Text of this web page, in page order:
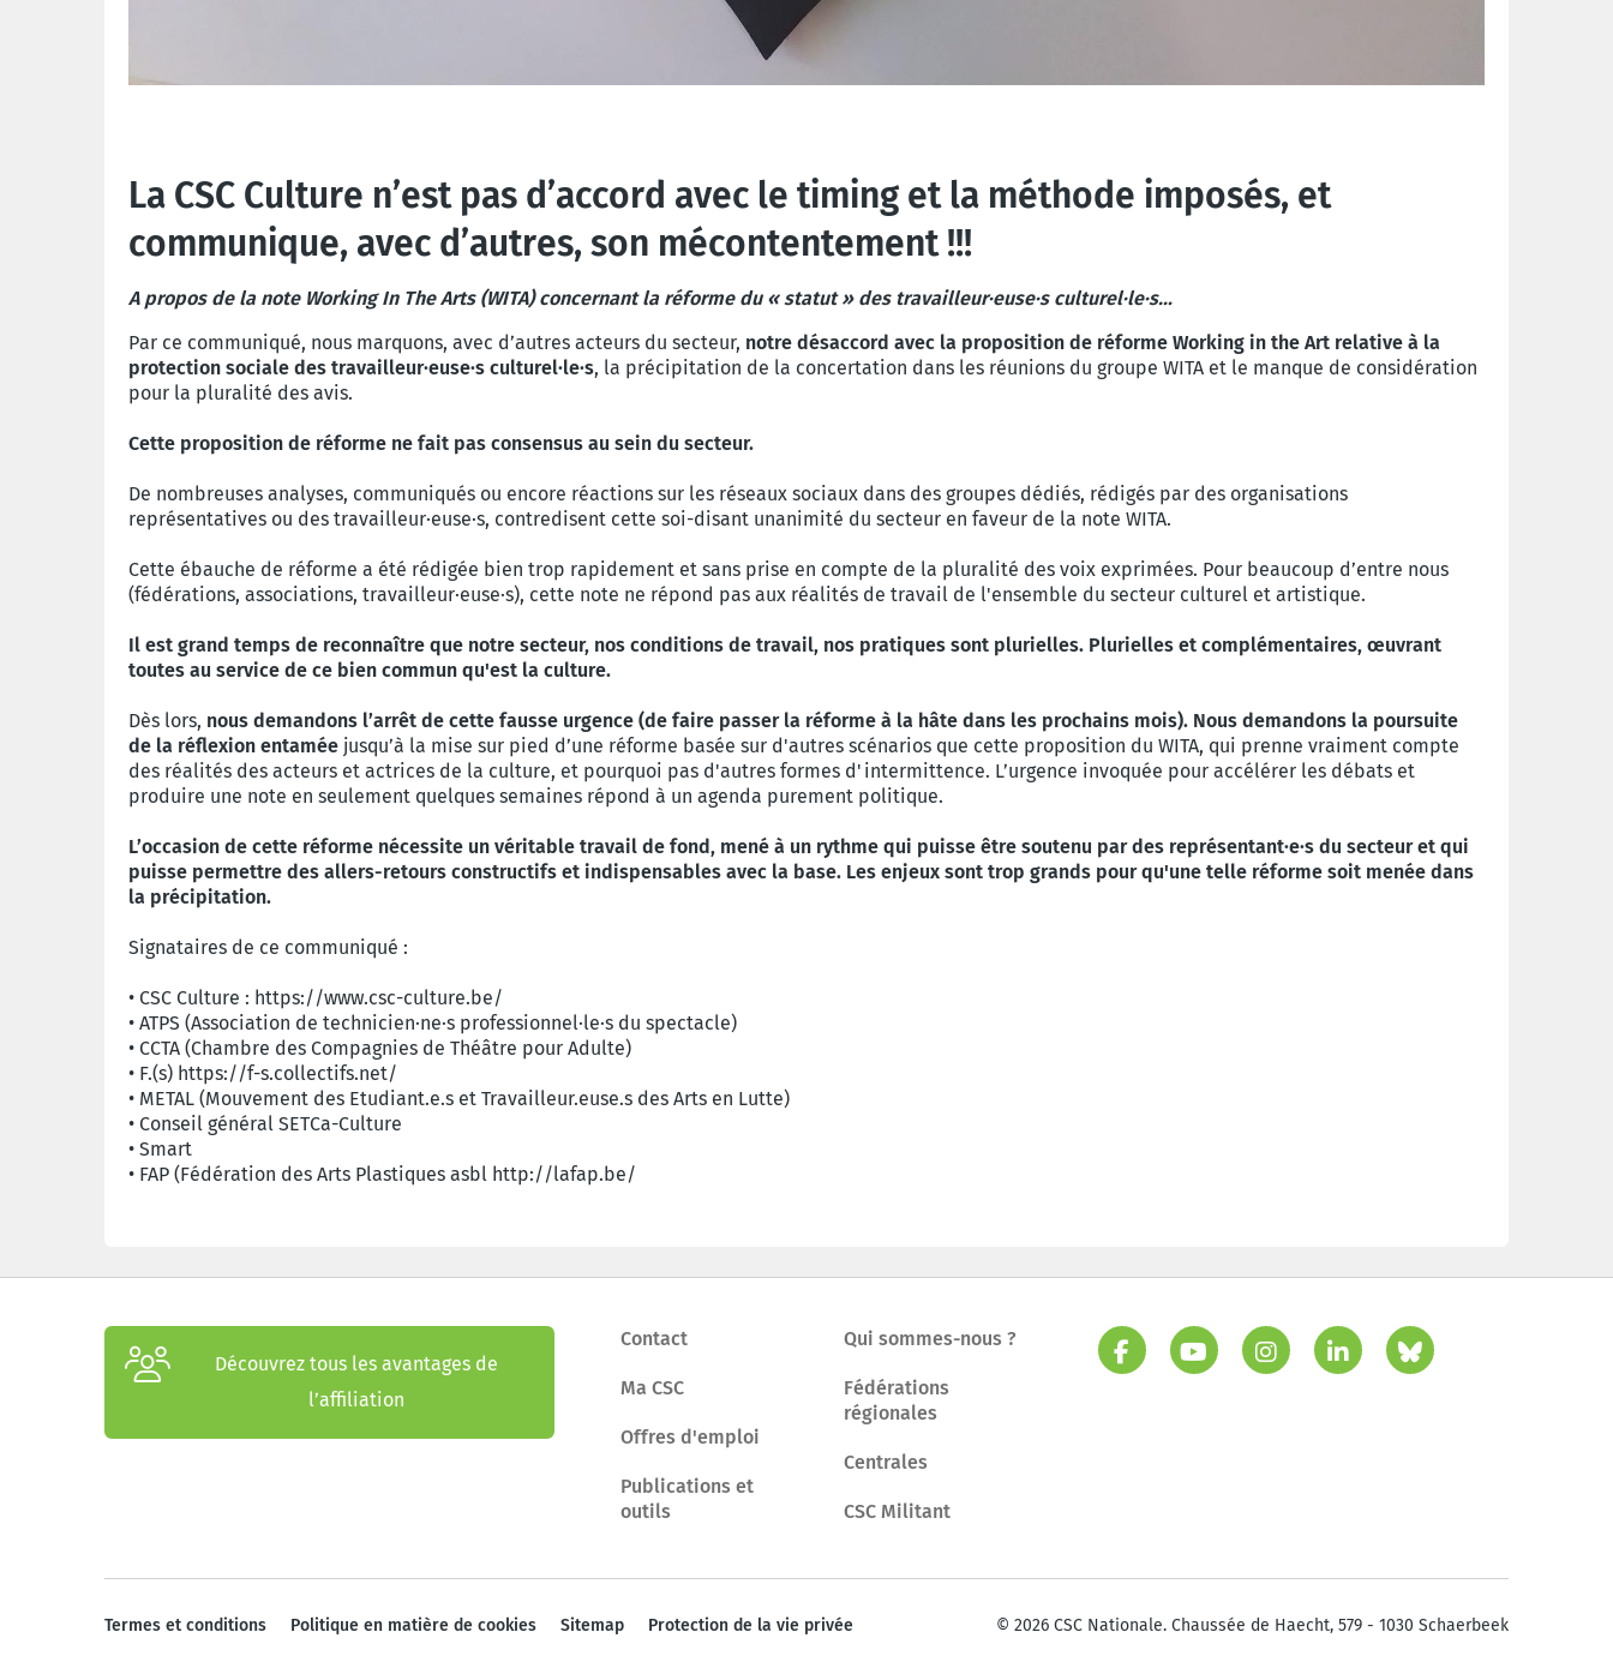
La CSC Culture n’est pas d’accord avec le timing et la méthode imposés, et
communique, avec d’autres, son mécontentement !!!
A propos de la note Working In The Arts (WITA) concernant la réforme du « statut » des travailleur·euse·s culturel·le·s…
Par ce communiqué, nous marquons, avec d’autres acteurs du secteur, notre désaccord avec la proposition de réforme Working in the Art relative à la
protection sociale des travailleur·euse·s culturel·le·s, la précipitation de la concertation dans les réunions du groupe WITA et le manque de considération
pour la pluralité des avis.
Cette proposition de réforme ne fait pas consensus au sein du secteur.
De nombreuses analyses, communiqués ou encore réactions sur les réseaux sociaux dans des groupes dédiés, rédigés par des organisations
représentatives ou des travailleur·euse·s, contredisent cette soi-disant unanimité du secteur en faveur de la note WITA.
Cette ébauche de réforme a été rédigée bien trop rapidement et sans prise en compte de la pluralité des voix exprimées. Pour beaucoup d’entre nous
(fédérations, associations, travailleur·euse·s), cette note ne répond pas aux réalités de travail de l'ensemble du secteur culturel et artistique.
Il est grand temps de reconnaître que notre secteur, nos conditions de travail, nos pratiques sont plurielles. Plurielles et complémentaires, œuvrant
toutes au service de ce bien commun qu'est la culture.
Dès lors, nous demandons l’arrêt de cette fausse urgence (de faire passer la réforme à la hâte dans les prochains mois). Nous demandons la poursuite
de la réflexion entamée jusqu’à la mise sur pied d’une réforme basée sur d'autres scénarios que cette proposition du WITA, qui prenne vraiment compte
des réalités des acteurs et actrices de la culture, et pourquoi pas d'autres formes d'intermittence. L’urgence invoquée pour accélérer les débats et
produire une note en seulement quelques semaines répond à un agenda purement politique.
L’occasion de cette réforme nécessite un véritable travail de fond, mené à un rythme qui puisse être soutenu par des représentant·e·s du secteur et qui
puisse permettre des allers-retours constructifs et indispensables avec la base. Les enjeux sont trop grands pour qu'une telle réforme soit menée dans
la précipitation.
Signataires de ce communiqué :
• CSC Culture : https://www.csc-culture.be/
• ATPS (Association de technicien·ne·s professionnel·le·s du spectacle)
• CCTA (Chambre des Compagnies de Théâtre pour Adulte)
• F.(s) https://f-s.collectifs.net/
• METAL (Mouvement des Etudiant.e.s et Travailleur.euse.s des Arts en Lutte)
• Conseil général SETCa-Culture
• Smart
• FAP (Fédération des Arts Plastiques asbl http://lafap.be/
Découvrez tous les avantages de
l’affiliation
Contact
Ma CSC
Offres d'emploi
Publications et
outils
Qui sommes-nous ?
Fédérations
régionales
Centrales
CSC Militant
Termes et conditions Politique en matière de cookies Sitemap Protection de la vie privée © 2026 CSC Nationale. Chaussée de Haecht, 579 - 1030 Schaerbeek